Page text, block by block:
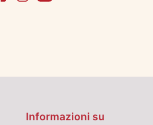
Informazioni su